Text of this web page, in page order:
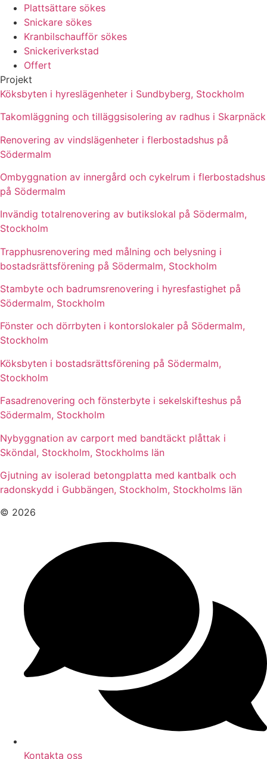
Plattsättare sökes
Snickare sökes
Kranbilschaufför sökes
Snickeriverkstad
Offert
Projekt
Köksbyten i hyreslägenheter i Sundbyberg, Stockholm
Takomläggning och tilläggsisolering av radhus i Skarpnäck
Renovering av vindslägenheter i flerbostadshus på
Södermalm
Ombyggnation av innergård och cykelrum i flerbostadshus
på Södermalm
Invändig totalrenovering av butikslokal på Södermalm,
Stockholm
Trapphusrenovering med målning och belysning i
bostadsrättsförening på Södermalm, Stockholm
Stambyte och badrumsrenovering i hyresfastighet på
Södermalm, Stockholm
Fönster och dörrbyten i kontorslokaler på Södermalm,
Stockholm
Köksbyten i bostadsrättsförening på Södermalm,
Stockholm
Fasadrenovering och fönsterbyte i sekelskifteshus på
Södermalm, Stockholm
Nybyggnation av carport med bandtäckt plåttak i
Sköndal, Stockholm, Stockholms län
Gjutning av isolerad betongplatta med kantbalk och
radonskydd i Gubbängen, Stockholm, Stockholms län
© 2026
Kontakta oss